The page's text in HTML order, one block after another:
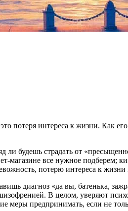
потеря интереса к жизни. Как
ли будешь страдать от
все нужное подберем;
потерю интереса к
диагноз «да вы, батенька,
В целом, уверяют
меры предпринимать, если не